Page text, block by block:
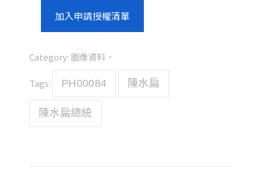
加入申請授權清單
Category: 圖像資料
Tags: PH00084 陳水扁
陳水扁總統